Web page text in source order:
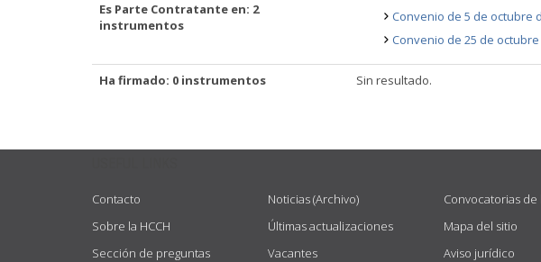
Es Parte Contratante en: 2
instrumentos
Convenio de 5 de octubre
Convenio de 25 de
Ha firmado: 0 instrumentos Sin resultado.
Contacto
Sobre la HCCH
Sección de preguntas
Noticias (Archivo)
Últimas actualizaciones
Vacantes
Convocatorias
Mapa del sitio
Aviso jurídico